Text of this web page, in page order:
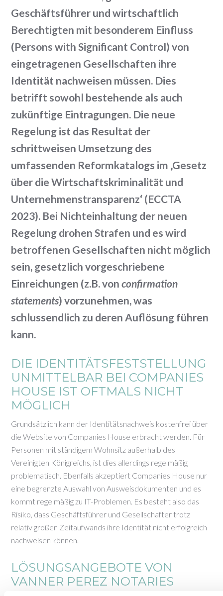
Geschäftsführer und wirtschaftlich
Berechtigten mit besonderem Einfluss
(Persons with Significant Control) von
eingetragenen Gesellschaften ihre
Identität nachweisen müssen. Dies
betrifft sowohl bestehende als auch
zukünftige Eintragungen. Die neue
Regelung ist das Resultat der
schrittweisen Umsetzung des
umfassenden Reformkatalogs im ‚Gesetz
über die Wirtschaftskriminalität und
Unternehmenstransparenz‘ (ECCTA
2023). Bei Nichteinhaltung der neuen
Regelung drohen Strafen und es wird
betroffenen Gesellschaften nicht möglich
sein, gesetzlich vorgeschriebene
Einreichungen (z.B. vonconfirmation
statements) vorzunehmen, was
schlussendlich zu deren Auflösung führen
kann.
DIE IDENTITÄTSFESTSTELLUNG
UNMITTELBAR BEI COMPANIES
HOUSE IST OFTMALS NICHT
MÖGLICH
Grundsätzlich kann der Identitätsnachweis kostenfrei über
die Website von Companies House erbracht werden. Für
Personen mit ständigem Wohnsitz außerhalb des
Vereinigten Königreichs, ist dies allerdings regelmäßig
problematisch. Ebenfalls akzeptiert Companies House nur
eine begrenzte Auswahl von Ausweisdokumenten und es
kommt regelmäßig zu IT-Problemen. Es besteht also das
Risiko, dass Geschäftsführer und Gesellschafter trotz
relativ großen Zeitaufwands ihre Identität nicht erfolgreich
nachweisen können.
LÖSUNGSANGEBOTE VON
VANNER PEREZ NOTARIES